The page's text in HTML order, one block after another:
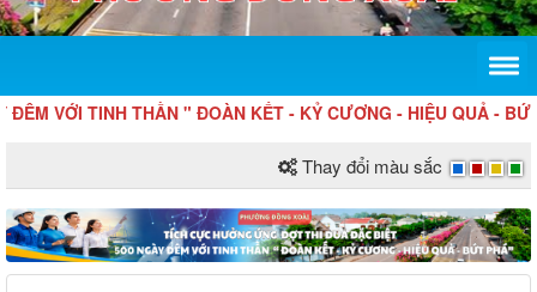
VỚI TINH THẦN " ĐOÀN KẾT - KỶ CƯƠNG - HIỆU QUẢ - BỨT
Thay đổi màu sắc